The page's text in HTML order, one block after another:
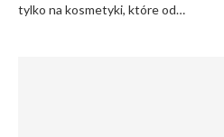
tylko na kosmetyki, które od…